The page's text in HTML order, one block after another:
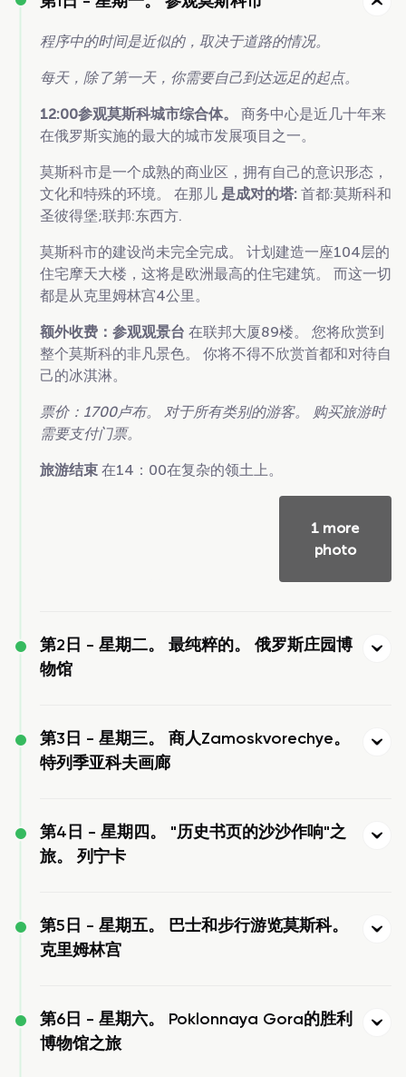
程序中的时间是近似的，取决于道路的情况。
每天，除了第一天，你需要自己到达远足的起点。
12:00参观莫斯科城市综合体。 商务中心是近几十年来
在俄罗斯实施的最大的城市发展项目之一。
莫斯科市是一个成熟的商业区，拥有自己的意识形态，
文化和特殊的环境。 在那儿 是成对的塔: 首都:莫斯科和
圣彼得堡;联邦:东西方.
莫斯科市的建设尚未完全完成。 计划建造一座104层的
住宅摩天大楼，这将是欧洲最高的住宅建筑。 而这一切
都是从克里姆林宫4公里。
额外收费：参观观景台 在联邦大厦89楼。 您将欣赏到
整个莫斯科的非凡景色。 你将不得不欣赏首都和对待自
己的冰淇淋。
票价：1700卢布。 对于所有类别的游客。 购买旅游时
需要支付门票。
旅游结束 在14：00在复杂的领土上。
1 more
photo
第2日 - 星期二。 最纯粹的。 俄罗斯庄园博
物馆
第3日 - 星期三。 商人Zamoskvorechye。
特列季亚科夫画廊
第4日 - 星期四。 "历史书页的沙沙作响"之
旅。 列宁卡
第5日 - 星期五。 巴士和步行游览莫斯科。
克里姆林宫
第6日 - 星期六。 Poklonnaya Gora的胜利
博物馆之旅